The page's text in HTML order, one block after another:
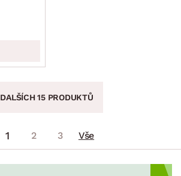
DALŠÍCH 15 PRODUKTŮ
1 2 3 Vše